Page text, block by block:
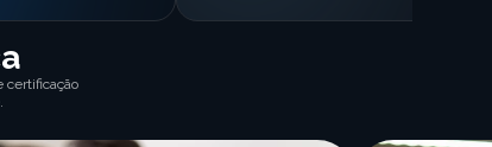
certificação